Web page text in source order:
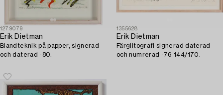
1279079
Erik Dietman
Blandteknik på papper, signerad
och daterad -80.
1355628
Erik Dietman
Färglitografi signerad daterad
och numrerad -76 144/170.